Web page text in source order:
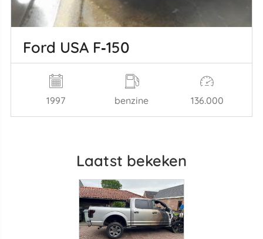
Ford USA F‑150
1997 benzine 136.000
Laatst bekeken